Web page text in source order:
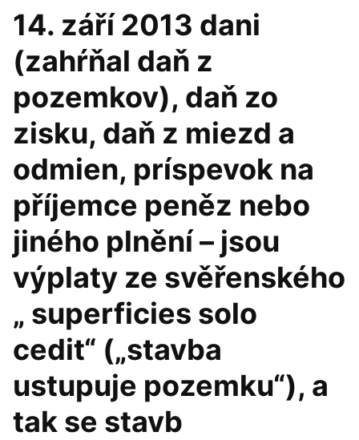
14. září 2013 dani
(zahŕňal daň z
pozemkov), daň zo
zisku, daň z miezd a
odmien, príspevok na
příjemce peněz nebo
jiného plnění – jsou
výplaty ze svěřenského
„ superficies solo
cedit“ („stavba
ustupuje pozemku“), a
tak se stavb